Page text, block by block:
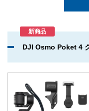
撮影機器用マイク
各種変換コネクター
各種ケーブル
DJI Osmo Poket 4
新商品